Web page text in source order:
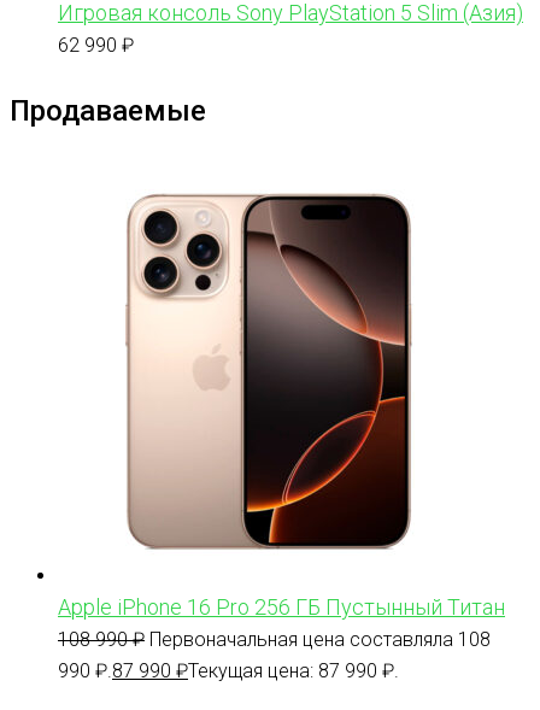
Игровая консоль Sony PlayStation 5 Slim (Азия)
62 990 ₽
Продаваемые
Apple iPhone 16 Pro 256 ГБ Пустынный Титан
108 990₽ Первоначальная цена составляла 108
990 ₽. 87 990 ₽Текущая цена: 87 990 ₽.